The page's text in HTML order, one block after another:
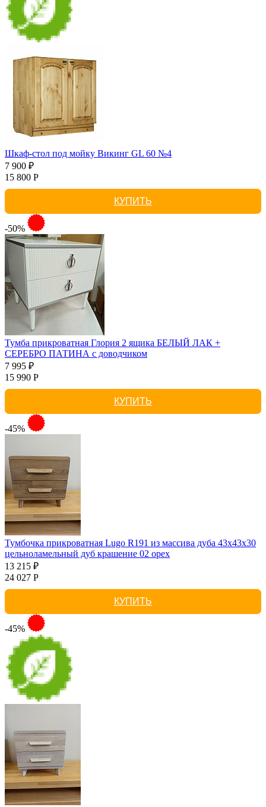
Шкаф-стол под мойку Викинг GL 60 №4
7 900 ₽
15 800 Р
КУПИТЬ
-50%
Тумба прикроватная Глория 2 ящика БЕЛЫЙ ЛАК +
СЕРЕБРО ПАТИНА с доводчиком
7 995 ₽
15 990 Р
КУПИТЬ
-45%
Тумбочка прикроватная Lugo R191 из массива дуба 43х43х30
цельноламельный дуб крашение 02 орех
13 215 ₽
24 027 Р
КУПИТЬ
-45%